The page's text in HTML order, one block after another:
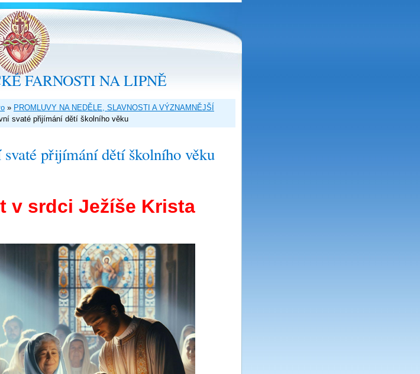
FARNOSTI NA LIPNĚ
» PROMLUVY NA NEDĚLE, SLAVNOSTI A VÝZNAMNĚJŠÍ
svaté přijímání dětí školního věku
přijímání dětí školního věku
v srdci Ježíše Krista